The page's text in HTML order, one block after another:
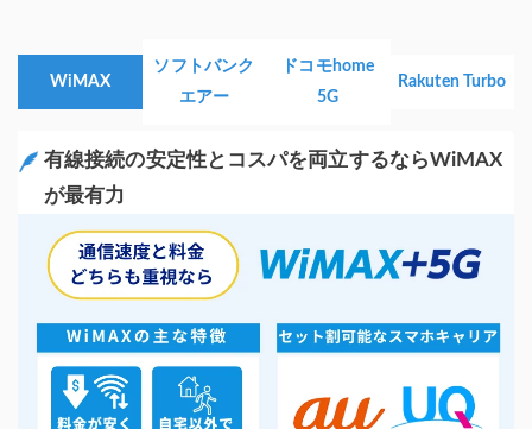
WiMAX
ソフトバンク
エアー
ドコモhome
5G
Rakuten Turbo
有線接続の安定性とコスパを両立するならWiMAX
が最有力